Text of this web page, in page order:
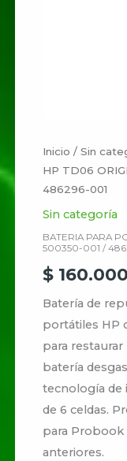
Inicio /Sin
HP TD06
486296-001
Sin categoría
BATERIA PARA
500350-001 /
$ 160.000
Batería de
portátiles HP
para
batería
tecnología de
de 6 celdas.
para Probook
anteriores.